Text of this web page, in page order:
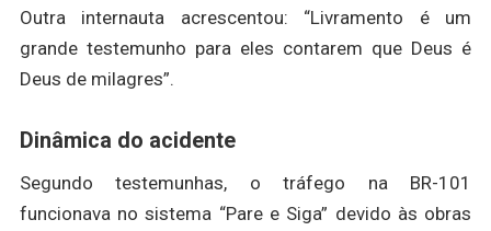
Outra internauta acrescentou: “Livramento é um
grande testemunho para eles contarem que Deus é
Deus de milagres”.
Dinâmica do acidente
Segundo testemunhas, o tráfego na BR-101
funcionava no sistema “Pare e Siga” devido às obras